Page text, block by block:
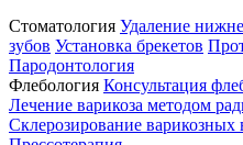
Стоматология Удаление
зубов Установка брекетов
Пародонтология
Флебология Консультация
Лечение варикоза методом
Склерозирование варикозных